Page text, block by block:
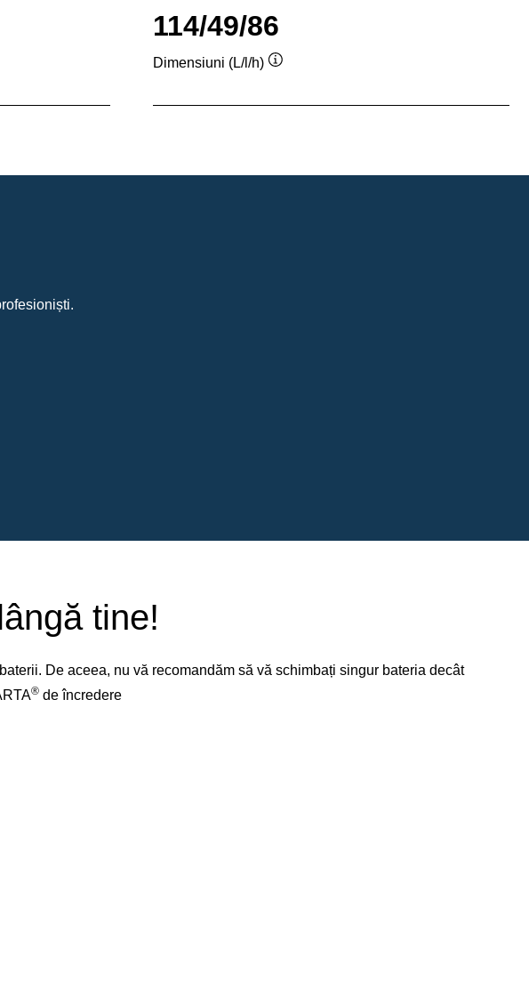
114/49/86
Dimensiuni (L/l/h)
tine!
De aceea, nu vă recomandăm să vă schimbați singur bateria decât
® de încredere